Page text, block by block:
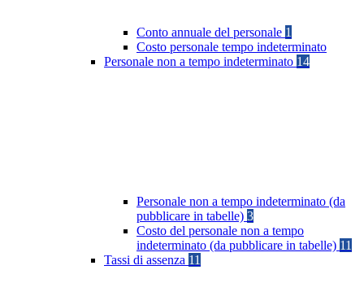
Conto annuale del personale 1
Costo personale tempo indeterminato
Personale non a tempo indeterminato 14
Personale non a tempo indeterminato (da
pubblicare in tabelle) 3
Costo del personale non a tempo
indeterminato (da pubblicare in tabelle) 11
Tassi di assenza 11